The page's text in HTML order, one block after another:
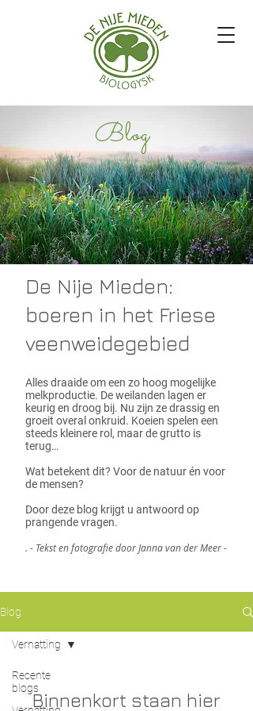
Blog
De Nije Mieden:
boeren in het Friese
veenweidegebied
Alles draaide om een zo hoog mogelijke
melkproductie. De weilanden lagen er
keurig en droog bij. Nu zijn ze drassig en
groeit overal onkruid. Koeien spelen een
steeds kleinere rol, maar de grutto is
terug…
Wat betekent dit? Voor de natuur én voor
de mensen?
Door deze blog krijgt u antwoord op
prangende vragen.
. - Tekst en fotografie door Janna van der Meer -
Blog
Recente
blogs
Vernatting
Binnenkort staan hier